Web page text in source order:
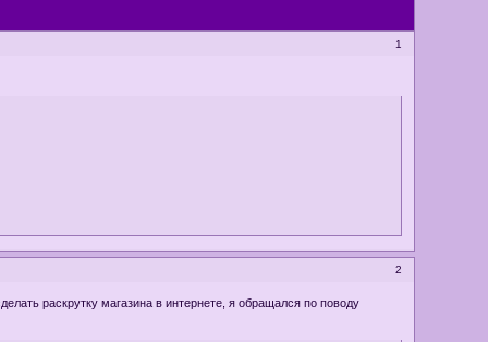
1
2
раскрутку магазина в интернете, я обращался по поводу